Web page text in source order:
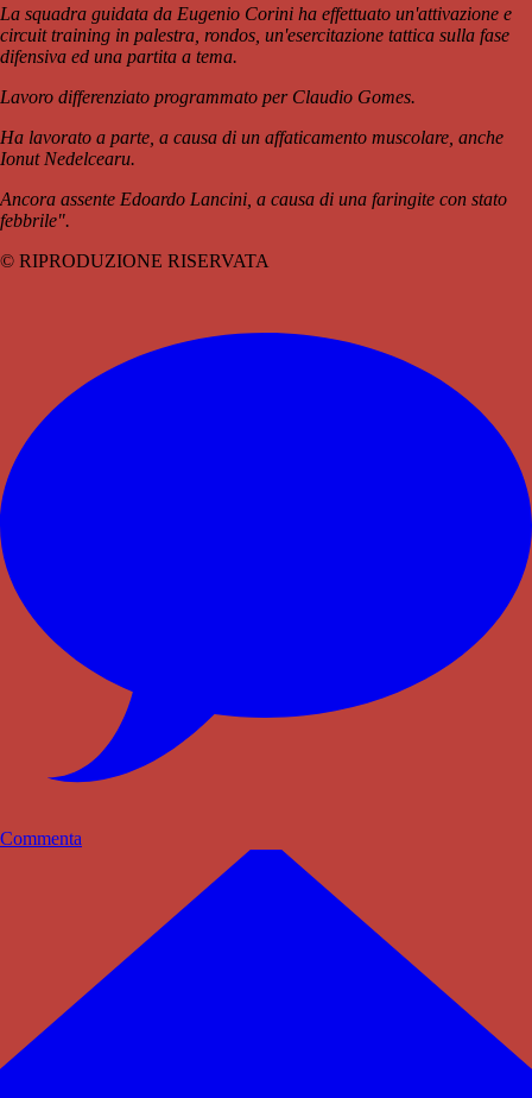
La squadra guidata da Eugenio Corini ha effettuato un'attivazione e
circuit training in palestra, rondos, un'esercitazione tattica sulla fase
difensiva ed una partita a tema.
Lavoro differenziato programmato per Claudio Gomes.
Ha lavorato a parte, a causa di un affaticamento muscolare, anche
Ionut Nedelcearu.
Ancora assente Edoardo Lancini, a causa di una faringite con stato
febbrile".
© RIPRODUZIONE RISERVATA
Commenta